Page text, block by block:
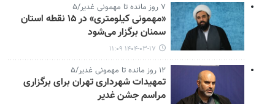
۷ روز مانده تا مهمونی غدیر/۵
«مهمونی کیلومتری» در ۱۵ نقطه استان
سمنان برگزار می‌شود
۱۴۰۴-۰۳-۱۷ ۱۱:۰۹
۱۲ روز مانده تا مهمونی غدیر/۵
تمهیدات شهرداری تهران برای برگزاری
مراسم جشن غدیر